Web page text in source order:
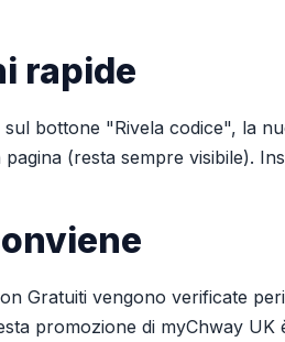
rapide
bottone "Rivela codice", la
pagina (resta sempre visibile).
Gratuiti vengono verificate
promozione di myChway UK